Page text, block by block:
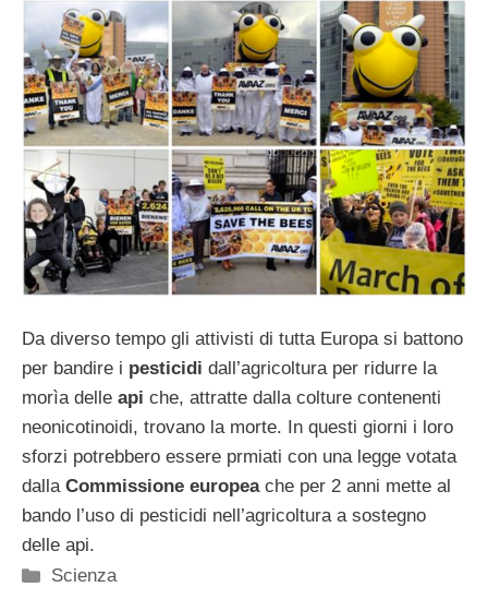
Da diverso tempo gli attivisti di tutta Europa si battono
per bandire i pesticidi dall’agricoltura per ridurre la
morìa delle api che, attratte dalla colture contenenti
neonicotinoidi, trovano la morte. In questi giorni i loro
sforzi potrebbero essere prmiati con una legge votata
dalla Commissione europeache per 2 anni mette al
bando l’uso di pesticidi nell’agricoltura a sostegno
delle api.
Categorie
Scienza